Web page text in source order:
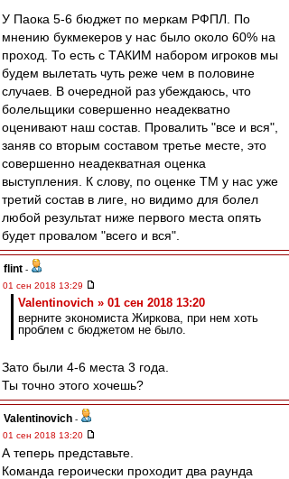
У Паока 5-6 бюджет по меркам РФПЛ. По
мнению букмекеров у нас было около 60% на
проход. То есть с ТАКИМ набором игроков мы
будем вылетать чуть реже чем в половине
случаев. В очередной раз убеждаюсь, что
болельщики совершенно неадекватно
оценивают наш состав. Провалить "все и вся",
заняв со вторым составом третье месте, это
совершенно неадекватная оценка
выступления. К слову, по оценке ТМ у нас уже
третий состав в лиге, но видимо для болел
любой результат ниже первого места опять
будет провалом "всего и вся".
flint -
01 сен 2018 13:29
Valentinovich » 01 сен 2018 13:20
верните экономиста Жиркова, при нем хоть
проблем с бюджетом не было.
Зато были 4-6 места 3 года.
Ты точно этого хочешь?
Valentinovich -
01 сен 2018 13:20
А теперь представьте.
Команда героически проходит два раунда